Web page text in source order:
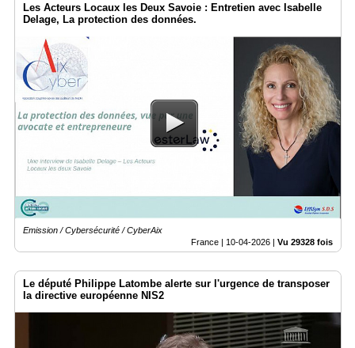
Les Acteurs Locaux les Deux Savoie : Entretien avec Isabelle
Delage, La protection des données.
Emission / Cybersécurité / CyberAix
France | 10-04-2026 | Vu 29328 fois
Le député Philippe Latombe alerte sur l'urgence de transposer
la directive européenne NIS2